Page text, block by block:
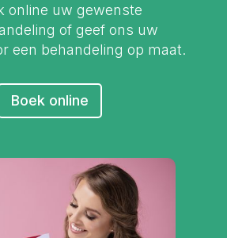
online uw gewenste
of geef ons uw
een behandeling op maat.
Boek online